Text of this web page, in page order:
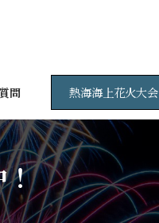
問 熱海海上花火大会
！